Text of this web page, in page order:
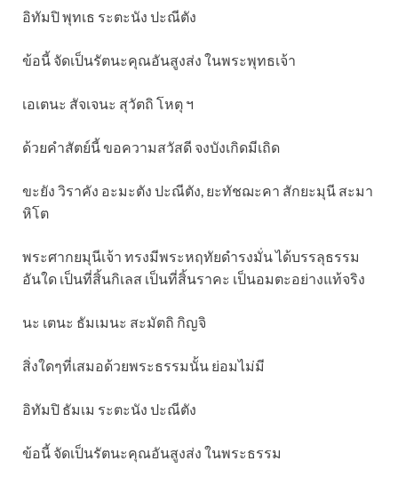
อิทัมปิ พุทเธ ระตะนัง ปะณีตัง
ข้อนี้ จัดเป็นรัตนะคุณอันสูงส่ง ในพระพุทธเจ้า
เอเตนะ สัจเจนะ สุวัตถิ โหตุ ฯ
ด้วยคำสัตย์นี้ ขอความสวัสดี จงบังเกิดมีเถิด
ขะยัง วิราคัง อะมะตัง ปะณีตัง, ยะทัชฌะคา สักยะมุนี สะมา
หิโต
พระศากยมุนีเจ้า ทรงมีพระหฤทัยดำรงมั่น ได้บรรลุธรรม
อันใด เป็นที่สิ้นกิเลส เป็นที่สิ้นราคะ เป็นอมตะอย่างแท้จริง
นะ เตนะ ธัมเมนะ สะมัตถิ กิญจิ
สิ่งใดๆที่เสมอด้วยพระธรรมนั้น ย่อมไม่มี
อิทัมปิ ธัมเม ระตะนัง ปะณีตัง
ข้อนี้ จัดเป็นรัตนะคุณอันสูงส่ง ในพระธรรม